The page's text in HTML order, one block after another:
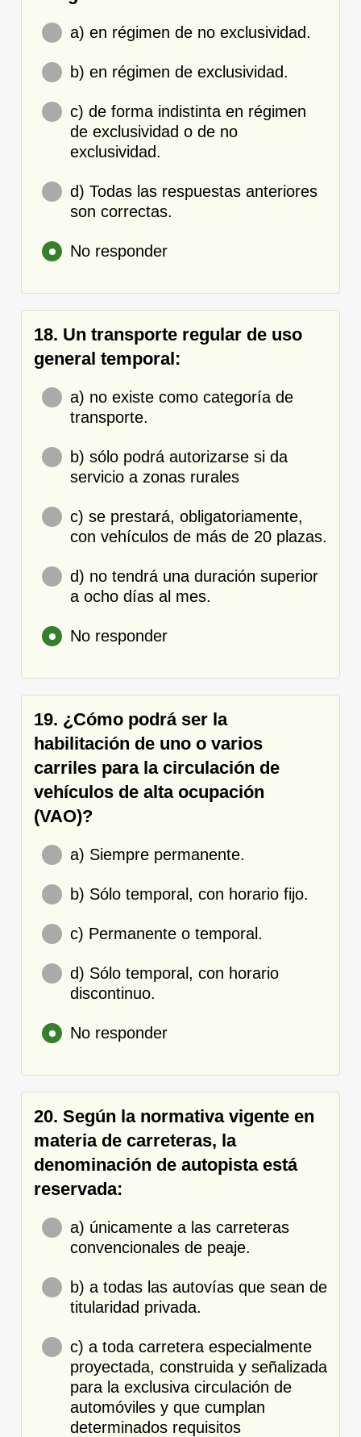
a) en régimen de no exclusividad.
b) en régimen de exclusividad.
c) de forma indistinta en régimen
de exclusividad o de no
exclusividad.
d) Todas las respuestas anteriores
son correctas.
No responder
18. Un transporte regular de uso
general temporal:
a) no existe como categoría de
transporte.
b) sólo podrá autorizarse si da
servicio a zonas rurales
c) se prestará, obligatoriamente,
con vehículos de más de 20 plazas.
d) no tendrá una duración superior
a ocho días al mes.
No responder
19. ¿Cómo podrá ser la
habilitación de uno o varios
carriles para la circulación de
vehículos de alta ocupación
(VAO)?
a) Siempre permanente.
b) Sólo temporal, con horario fijo.
c) Permanente o temporal.
d) Sólo temporal, con horario
discontinuo.
No responder
20. Según la normativa vigente en
materia de carreteras, la
denominación de autopista está
reservada:
a) únicamente a las carreteras
convencionales de peaje.
b) a todas las autovías que sean de
titularidad privada.
c) a toda carretera especialmente
proyectada, construida y señalizada
para la exclusiva circulación de
automóviles y que cumplan
determinados requisitos